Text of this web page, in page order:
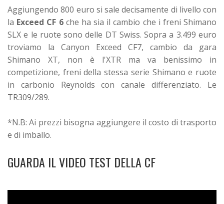
Aggiungendo 800 euro si sale decisamente di livello con
la Exceed CF 6che ha sia il cambio che i freni Shimano
SLX e le ruote sono delle DT Swiss. Sopra a 3.499 euro
troviamo la Canyon Exceed CF7, cambio da gara
Shimano XT, non è l'XTR ma va benissimo in
competizione, freni della stessa serie Shimano e ruote
in carbonio Reynolds con canale differenziato. Le
TR309/289.
*N.B: Ai prezzi bisogna aggiungere il costo di trasporto
e di imballo.
GUARDA IL VIDEO TEST DELLA CF